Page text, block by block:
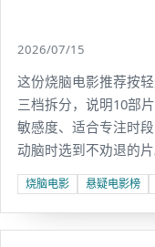
2026/07/15
这份烧脑电影推荐按
三档拆分，说明10部
敏感度、适合专注时
动脑时选到不劝退的片
烧脑电影 悬疑电影榜